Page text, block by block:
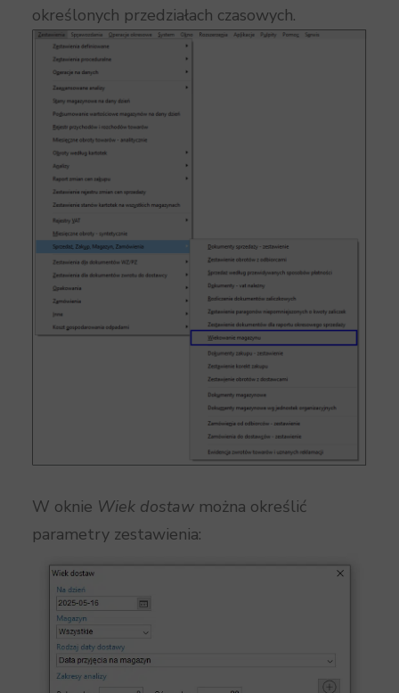
określonych przedziałach czasowych.
W oknie Wiek dostaw można określić
parametry zestawienia: